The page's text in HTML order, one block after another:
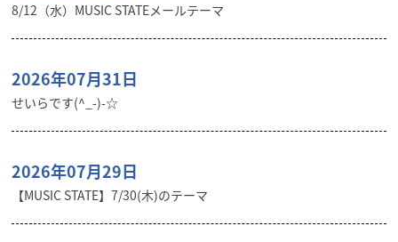
8/12（水）MUSIC STATEメールテーマ
2026年07月31日
せいらです(^_-)-☆
2026年07月29日
【MUSIC STATE】7/30(木)のテーマ